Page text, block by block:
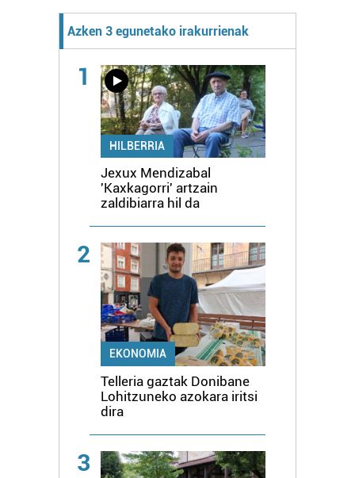
Azken 3 egunetako irakurrienak
1
HILBERRIA
Jexux Mendizabal
'Kaxkagorri' artzain
zaldibiarra hil da
2
EKONOMIA
Telleria gaztak Donibane
Lohitzuneko azokara iritsi
dira
3